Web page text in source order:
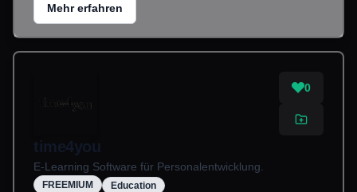
Mehr erfahren
0
time4you
E-Learning Software für Personalentwicklung.
FREEMIUM Education